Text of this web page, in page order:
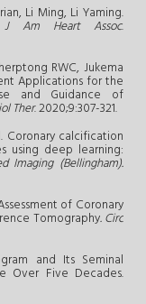
Li Ming, Li Yaming.
J Am Heart Assoc.
RWC, Jukema
Applications for the
and Guidance of
Ther. 2020;9:307-321.
Coronary calcification
using deep learning:
Imaging (Bellingham).
of Coronary
Tomography. Circ
and Its Seminal
Over Five Decades.